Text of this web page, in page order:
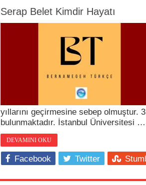
Serap Belet Kimdir Hayatı
yıllarını geçirmesine sebep
bulunmaktadır. İstanbul Üniversitesi …
DEVAMINI OKU
Facebook Twitter